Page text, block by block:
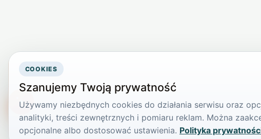
COOKIES
Szanujemy Twoją prywatność
Używamy niezbędnych cookies do działania serwisu oraz
analityki, treści zewnętrznych i pomiaru reklam. Można
opcjonalne albo dostosować ustawienia. Polityka
TikTokowa Jelonka